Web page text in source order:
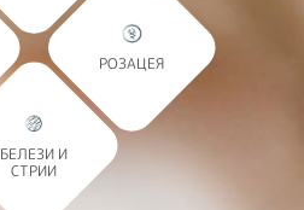
РОЗАЦЕЯ
БЕЛЕЗИ И
СТРИИ